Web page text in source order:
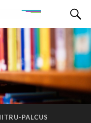
PALCUS